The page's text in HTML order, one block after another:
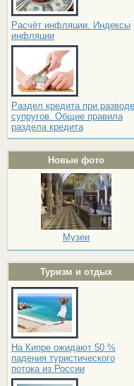
Расчёт инфляции. Индексы
инфляции
Раздел кредита при разводе
супругов. Общие правила
раздела кредита
Новые фото
Музеи
Туризм и отдых
На Кипре ожидают 50 %
падения туристического
потока из России